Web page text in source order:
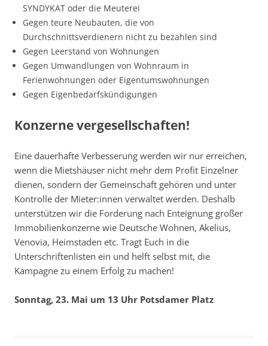
SYNDYKAT oder die Meuterei
Gegen teure Neubauten, die von
Durchschnittsverdienern nicht zu bezahlen sind
Gegen Leerstand von Wohnungen
Gegen Umwandlungen von Wohnraum in
Ferienwohnungen oder Eigentumswohnungen
Gegen Eigenbedarfskündigungen
Konzerne vergesellschaften!
Eine dauerhafte Verbesserung werden wir nur erreichen,
wenn die Mietshäuser nicht mehr dem Profit Einzelner
dienen, sondern der Gemeinschaft gehören und unter
Kontrolle der Mieter:innen verwaltet werden. Deshalb
unterstützen wir die Forderung nach Enteignung großer
Immobilienkonzerne wie Deutsche Wohnen, Akelius,
Venovia, Heimstaden etc. Tragt Euch in die
Unterschriftenlisten ein und helft selbst mit, die
Kampagne zu einem Erfolg zu machen!
Sonntag, 23. Mai um 13 Uhr Potsdamer Platz